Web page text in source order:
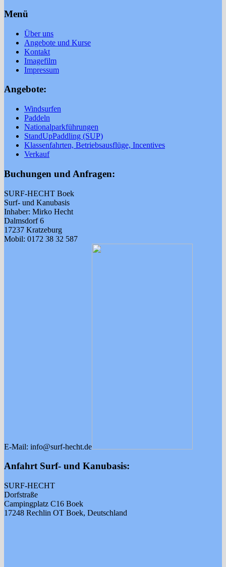
Menü
Über uns
Angebote und Kurse
Kontakt
Imagefilm
Impressum
Angebote:
Windsurfen
Paddeln
Nationalparkführungen
StandUpPaddling (SUP)
Klassenfahrten, Betriebsausflüge, Incentives
Verkauf
Buchungen und Anfragen:
SURF-HECHT Boek
Surf- und Kanubasis
Inhaber: Mirko Hecht
Dalmsdorf 6
17237 Kratzeburg
Mobil: 0172 38 32 587
E-Mail: info@surf-hecht.de
Anfahrt Surf- und Kanubasis:
SURF-HECHT
Dorfstraße
Campingplatz C16 Boek
17248 Rechlin OT Boek, Deutschland